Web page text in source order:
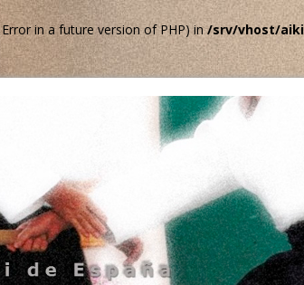
Error in a future version of PHP) in/srv/vhost/